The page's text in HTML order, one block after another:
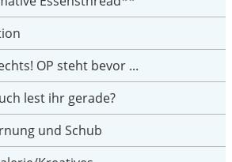
OP steht bevor ...
lest ihr gerade?
und Schub